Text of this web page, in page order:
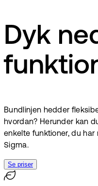
Dyk
Bundlinjen hedder
hvordan? Herunder kan
enkelte funktioner, du
Sigma.
Se priser